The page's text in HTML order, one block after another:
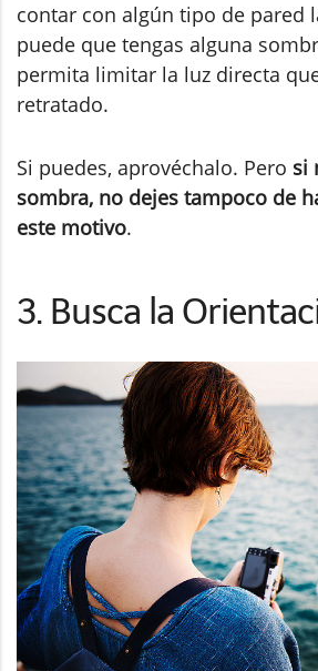
contar con algún tipo de pared
puede que tengas alguna
permita limitar la luz directa
retratado.
Si puedes, aprovéchalo. Pero si
sombra, no dejes tampoco de
este motivo.
3. Busca la